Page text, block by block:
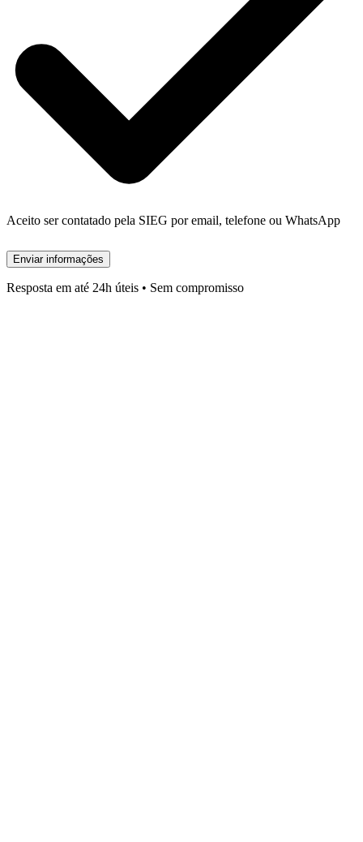
Aceito ser contatado pela SIEG por email, telefone ou WhatsApp
Enviar informações
Resposta em até 24h úteis • Sem compromisso